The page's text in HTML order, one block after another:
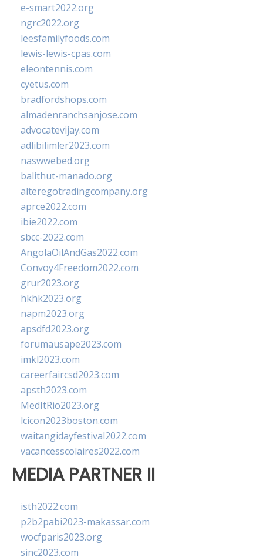
e-smart2022.org
ngrc2022.org
leesfamilyfoods.com
lewis-lewis-cpas.com
eleontennis.com
cyetus.com
bradfordshops.com
almadenranchsanjose.com
advocatevijay.com
adlibilimler2023.com
naswwebed.org
balithut-manado.org
alteregotradingcompany.org
aprce2022.com
ibie2022.com
sbcc-2022.com
AngolaOilAndGas2022.com
Convoy4Freedom2022.com
grur2023.org
hkhk2023.org
napm2023.org
apsdfd2023.org
forumausape2023.com
imkl2023.com
careerfaircsd2023.com
apsth2023.com
MedItRio2023.org
lcicon2023boston.com
waitangidayfestival2022.com
vacancesscolaires2022.com
MEDIA PARTNER II
isth2022.com
p2b2pabi2023-makassar.com
wocfparis2023.org
sinc2023.com